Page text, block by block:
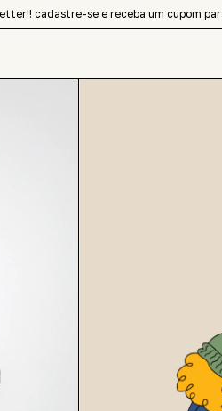
design contemporâneo de sangue
cadastre-se e receba um cupom